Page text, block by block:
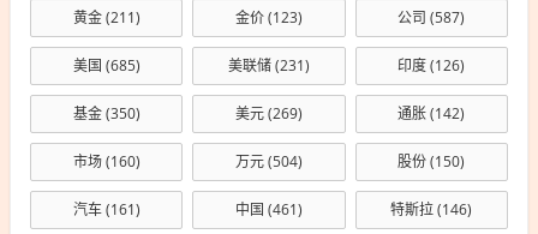
黄金(211) 金价(123) 公司 (587)
美国 (685) 美联储(231) 印度(126)
基金(350) 美元(269) 通胀(142)
市场(160) 万元(504) 股份(150)
汽车(161) 中国 (461) 特斯拉(146)